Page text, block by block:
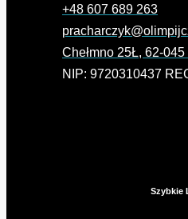
+48 607 689 263
Chełmno 25Ł, 62-
NIP: 9720310437
Szybkie